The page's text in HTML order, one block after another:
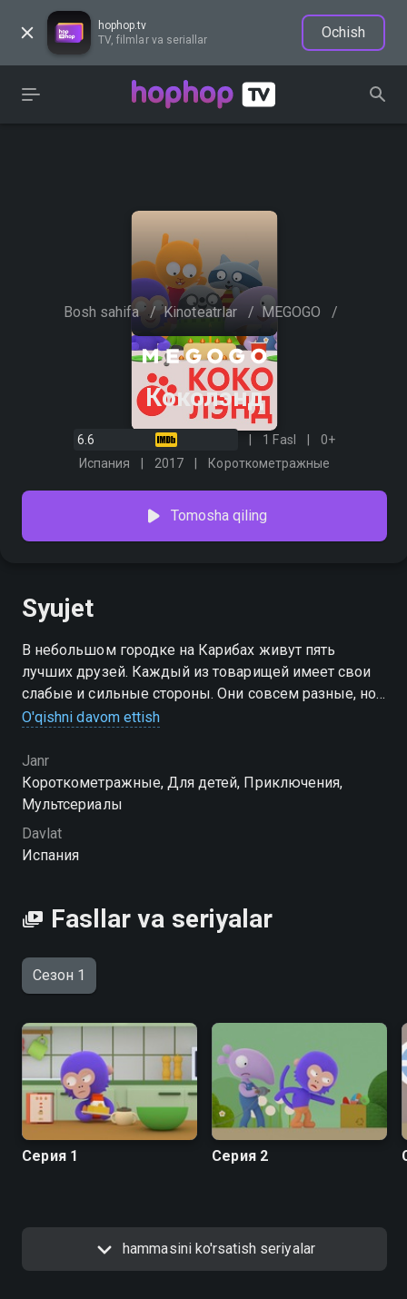
hophop.tv
TV, filmlar va seriallar
Ochish
Bosh sahifa / Kinoteatrlar / MEGOGO /
Коколэнд
6.6 1 Fasl
0+
Испания
2017 Короткометражные
Tomosha qiling
Syujet
В небольшом городке на Карибах живут пять
лучших друзей. Каждый из товарищей имеет свои
слабые и сильные стороны. Они совсем разные, но
вместе учатся решать конфликтные ситуации и
перенять у них важные социальные навыки:
солидарность, уважение и сочувствие.
O'qishni davom ettish
Janr
Короткометражные, Для детей, Приключения,
Мультсериалы
Davlat
Испания
Fasllar va seriyalar
Сезон 1
Серия 1 Серия 2
hammasini ko'rsatish seriyalar